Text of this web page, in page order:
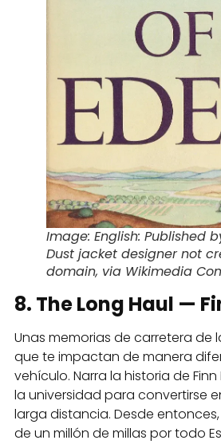
Image: English: Published
Dust jacket designer not
domain, via Wikimedia
8. The Long Haul —
Unas memorias de carretera de
que te impactan de manera
vehículo. Narra la historia de
la universidad para convertirse
larga distancia. Desde
de un millón de millas por todo